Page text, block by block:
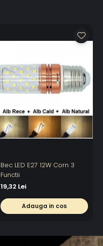
Bec LED E27 12W Corn 3
Functii
19,32 Lei
Adauga in cos